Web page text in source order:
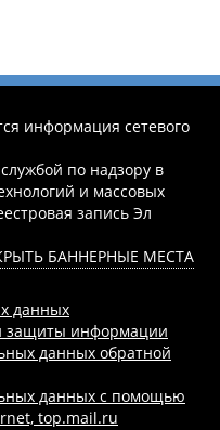
информация сетевого
по надзору в
и массовых
запись Эл
БАННЕРНЫЕ МЕСТА
данных
защиты информации
данных обратной
данных с помощью
top.mail.ru